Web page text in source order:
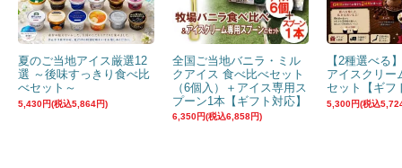
夏のご当地アイス厳選12
選 ～後味すっきり食べ比
べセット～
5,430円(税込5,864円)
全国ご当地バニラ・ミル
クアイス 食べ比べセット
（6個入）＋アイス専用ス
プーン1本【ギフト対応】
6,350円(税込6,858円)
【2種選べる
アイスクリー
セット【ギフ
5,300円(税込